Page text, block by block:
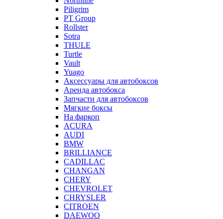
Piligrim
PT Group
Rollster
Sotra
THULE
Turtle
Vault
Yuago
Аксессуары для автобоксов
Аренда автобокса
Запчасти для автобоксов
Мягкие боксы
На фаркоп
ACURA
AUDI
BMW
BRILLIANCE
CADILLAC
CHANGAN
CHERY
CHEVROLET
CHRYSLER
CITROEN
DAEWOO